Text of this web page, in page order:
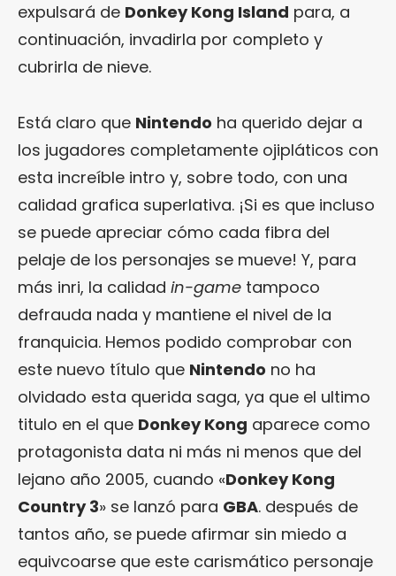
expulsará de Donkey Kong Island para, a
continuación, invadirla por completo y
cubrirla de nieve.
Está claro que Nintendo ha querido dejar a
los jugadores completamente ojipláticos con
esta increíble intro y, sobre todo, con una
calidad grafica superlativa. ¡Si es que incluso
se puede apreciar cómo cada fibra del
pelaje de los personajes se mueve! Y, para
más inri, la calidad in-game tampoco
defrauda nada y mantiene el nivel de la
franquicia. Hemos podido comprobar con
este nuevo título que Nintendo no ha
olvidado esta querida saga, ya que el ultimo
titulo en el que Donkey Kong aparece como
protagonista data ni más ni menos que del
lejano año 2005, cuando «Donkey Kong
Country 3» se lanzó para GBA. después de
tantos año, se puede afirmar sin miedo a
equivcoarse que este carismático personaje